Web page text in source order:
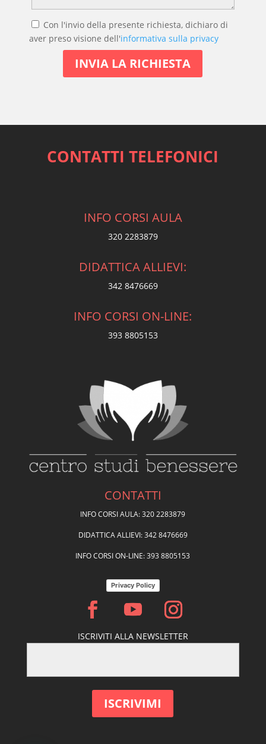
Con l'invio della presente richiesta, dichiaro di
aver preso visione dell'informativa sulla privacy
CONTATTI TELEFONICI
INFO CORSI AULA
320 2283879
DIDATTICA ALLIEVI:
342 8476669
INFO CORSI ON-LINE:
393 8805153
CONTATTI
INFO CORSI AULA: 320 2283879
DIDATTICA ALLIEVI: 342 8476669
INFO CORSI ON-LINE: 393 8805153
Privacy Policy
ISCRIVITI ALLA NEWSLETTER